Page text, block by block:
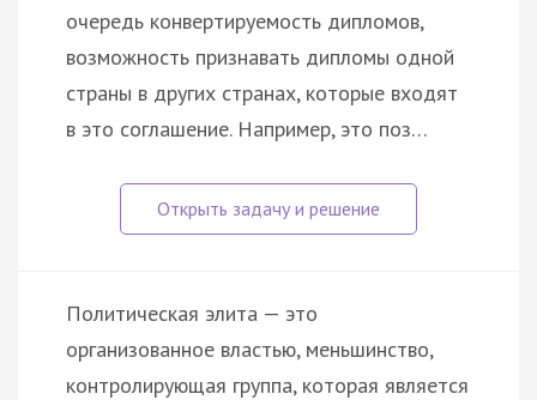
очередь конвертируемость дипломов,
возможность признавать дипломы одной
страны в других странах, которые входят
в это соглашение. Например, это поз…
Политическая элита — это
организованное властью, меньшинство,
контролирующая группа, которая является